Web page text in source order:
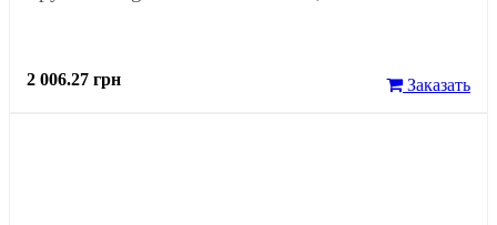
2 006.27 грн Заказать